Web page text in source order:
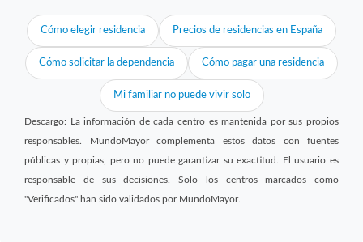
Cómo elegir residencia Precios de residencias en España
Cómo solicitar la dependencia Cómo pagar una residencia
Mi familiar no puede vivir solo
Descargo: La información de cada centro es mantenida por sus propios
responsables. MundoMayor complementa estos datos con fuentes
públicas y propias, pero no puede garantizar su exactitud. El usuario es
responsable de sus decisiones. Solo los centros marcados como
"Verificados" han sido validados por MundoMayor.